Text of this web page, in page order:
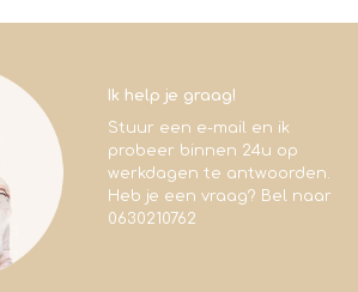
Ik help je graag!
Stuur een e-mail en ik
probeer binnen 24u op
werkdagen te antwoorden.
Heb je een vraag? Bel naar
0630210762